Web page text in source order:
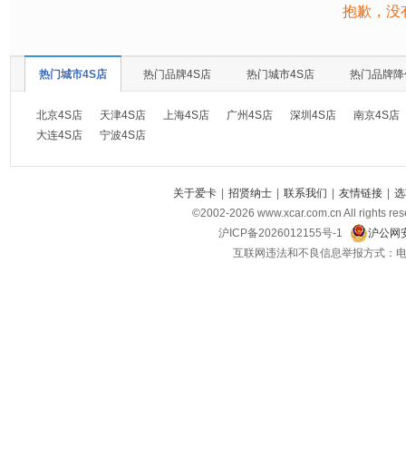
抱歉，没
热门城市4S店 热门品牌4S店 热门城市4S店 热门品牌
北京4S店 天津4S店 上海4S店 广州4S店 深圳4S店
南京4S店
大连4S店
宁波4S店
关于爱卡 | 招贤纳士 | 联系我们 | 友情链接 |
©2002-2026 www.xcar.com.cn All rights
沪ICP备2026012155号-1
沪公网
互联网违法和不良信息举报方式：